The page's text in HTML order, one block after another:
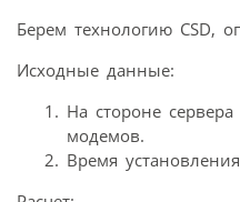
Берем технологию CSD,
Исходные данные:
На стороне
модемов.
Время